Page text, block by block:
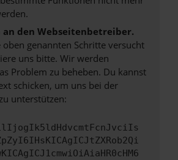
an den Webseitenbetreiber.
genannten Schritte versucht
uns bitte. Wir werden
Problem zu beheben. Du kannst
schicken, um uns bei der
unterstützen: